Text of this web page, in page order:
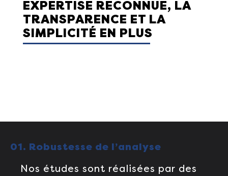
EXPERTISE RECONNUE, LA
TRANSPARENCE ET LA
SIMPLICITÉ EN PLUS
01. Robustesse de l’analyse
Nos études sont réalisées par des